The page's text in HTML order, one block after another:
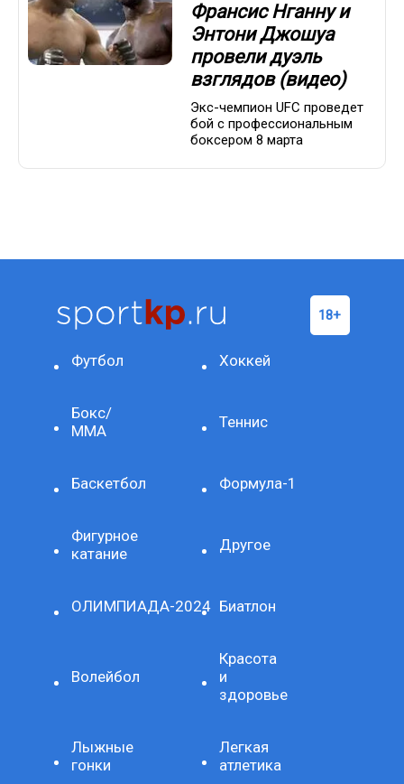
Франсис Нганну и
Энтони Джошуа
провели дуэль
взглядов (видео)
Экс-чемпион UFC проведет
бой с профессиональным
боксером 8 марта
Футбол Хоккей
Бокс/
ММА
Теннис
Баскетбол Формула-1
Фигурное
катание
Другое
ОЛИМПИАДА-2024 Биатлон
Волейбол
Красота
и
здоровье
Лыжные
гонки
Легкая
атлетика